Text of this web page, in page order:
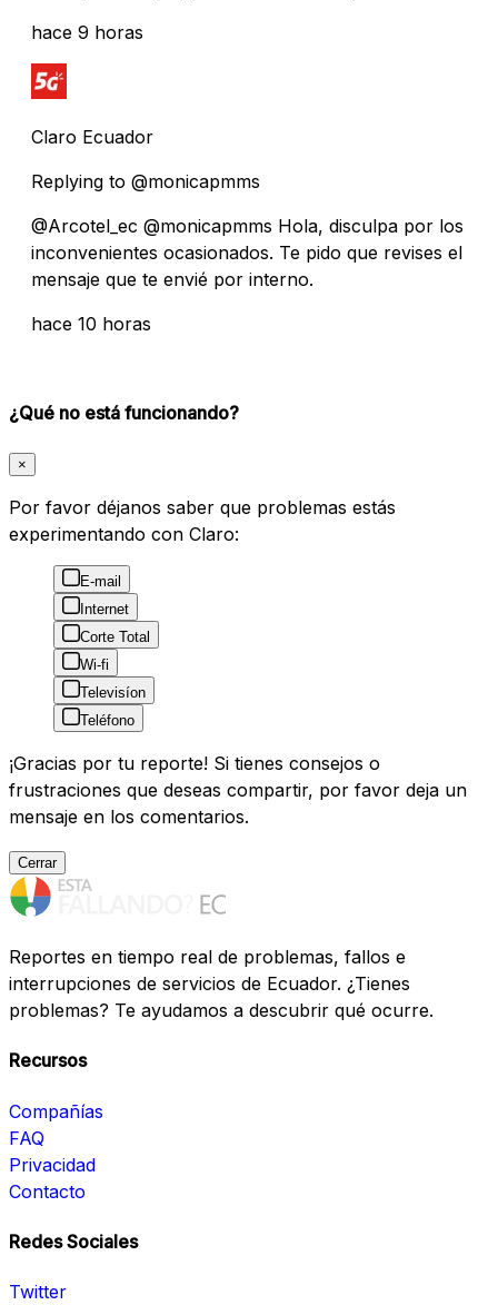
hace 9 horas
Claro Ecuador
Replying to @monicapmms
@Arcotel_ec @monicapmms Hola, disculpa por los
inconvenientes ocasionados. Te pido que revises el
mensaje que te envié por interno.
hace 10 horas
¿Qué no está funcionando?
×
Por favor déjanos saber que problemas estás
experimentando con Claro:
E-mail
Internet
Corte Total
Wi-fi
Televisíon
Teléfono
¡Gracias por tu reporte! Si tienes consejos o
frustraciones que deseas compartir, por favor deja un
mensaje en los comentarios.
Cerrar
Reportes en tiempo real de problemas, fallos e
interrupciones de servicios de Ecuador. ¿Tienes
problemas? Te ayudamos a descubrir qué ocurre.
Recursos
Compañías
FAQ
Privacidad
Contacto
Redes Sociales
Twitter